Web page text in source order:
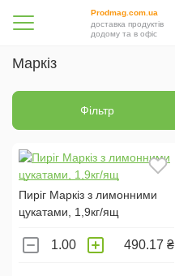
Prodmag.com.ua
доставка продуктів
додому та в офіс
Маркіз
Фільтр
Пиріг Маркіз з лимонними
цукатами, 1,9кг/ящ
490.17 ₴